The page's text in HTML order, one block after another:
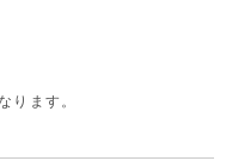
ます。